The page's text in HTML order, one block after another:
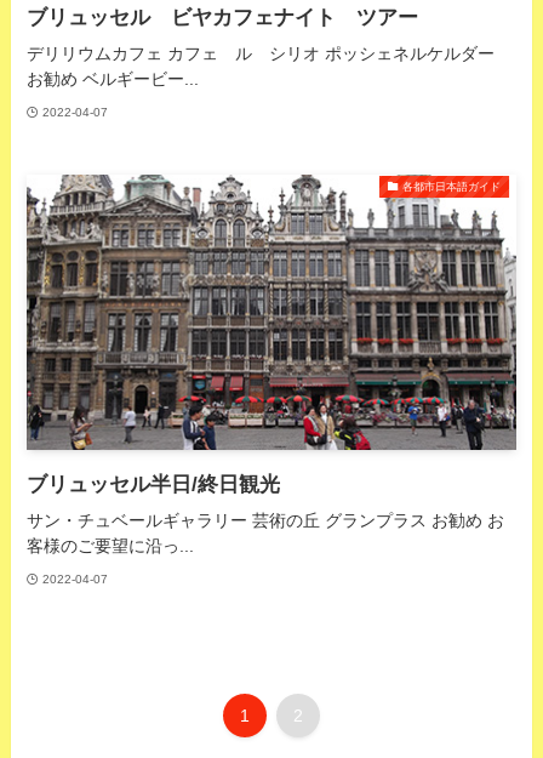
ブリュッセル ビヤカフェナイト ツアー
デリリウムカフェ カフェ ル シリオ ポッシェネルケルダー
お勧め ベルギービー...
2022-04-07
各都市日本語ガイド
ブリュッセル半日/終日観光
サン・チュベールギャラリー 芸術の丘 グランプラス お勧め お
客様のご要望に沿っ...
2022-04-07
1 2